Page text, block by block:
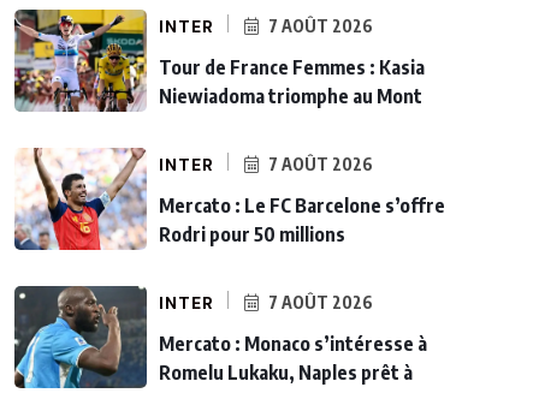
INTER 7 AOÛT 2026
Tour de France Femmes : Kasia
Niewiadoma triomphe au Mont
INTER 7 AOÛT 2026
Mercato : Le FC Barcelone s’offre
Rodri pour 50 millions
INTER 7 AOÛT 2026
Mercato : Monaco s’intéresse à
Romelu Lukaku, Naples prêt à